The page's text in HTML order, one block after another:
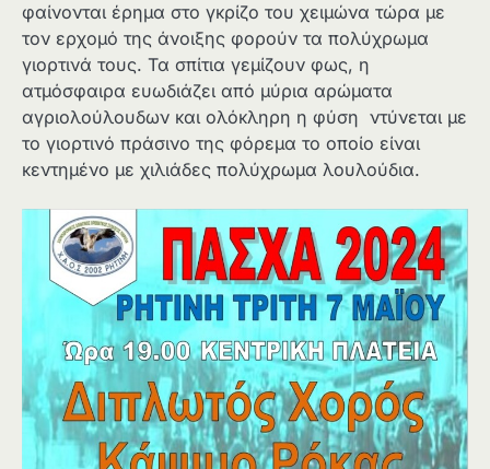
φαίνονται έρημα στο γκρίζο του χειμώνα τώρα με
τον ερχομό της άνοιξης φορούν τα πολύχρωμα
γιορτινά τους. Τα σπίτια γεμίζουν φως, η
ατμόσφαιρα ευωδιάζει από μύρια αρώματα
αγριολούλουδων και ολόκληρη η φύση ντύνεται με
το γιορτινό πράσινο της φόρεμα το οποίο είναι
κεντημένο με χιλιάδες πολύχρωμα λουλούδια.